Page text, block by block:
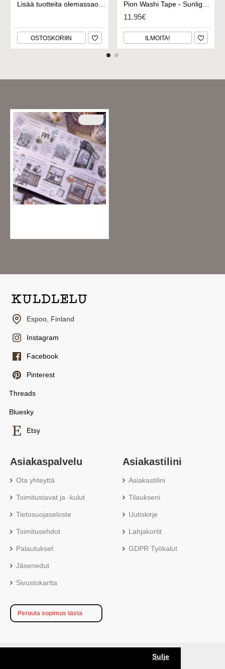
Sulje
OSTOSKORIIN
11.95€
ILMOITA!
Espoo, Finland
Instagram
Facebook
Pinterest
Threads
Bluesky
Etsy
Asiakaspalvelu
Ota yhteyttä
Toimitustavat ja -kulut
Tietosuojaseloste
Toimitusehdot
Palautukset
Jäsenedut
Sivustokartta
Peruuta sopimus tästa
Asiakastilini
Asiakastilini
Tilaukseni
Uutiskirje
Lahjakortit
GDPR Työkalut